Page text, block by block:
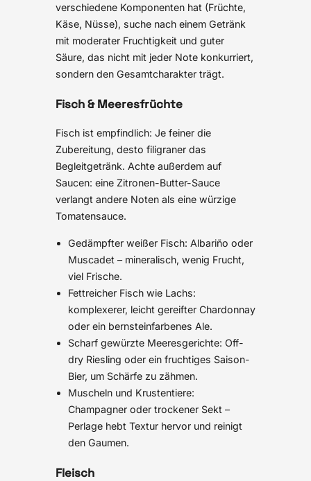
verschiedene Komponenten hat (Früchte,
Käse, Nüsse), suche nach einem Getränk
mit moderater Fruchtigkeit und guter
Säure, das nicht mit jeder Note konkurriert,
sondern den Gesamtcharakter trägt.
Fisch & Meeresfrüchte
Fisch ist empfindlich: Je feiner die
Zubereitung, desto filigraner das
Begleitgetränk. Achte außerdem auf
Saucen: eine Zitronen-Butter-Sauce
verlangt andere Noten als eine würzige
Tomatensauce.
Gedämpfter weißer Fisch: Albariño oder
Muscadet – mineralisch, wenig Frucht,
viel Frische.
Fettreicher Fisch wie Lachs:
komplexerer, leicht gereifter Chardonnay
oder ein bernsteinfarbenes Ale.
Scharf gewürzte Meeresgerichte: Off-
dry Riesling oder ein fruchtiges Saison-
Bier, um Schärfe zu zähmen.
Muscheln und Krustentiere:
Champagner oder trockener Sekt –
Perlage hebt Textur hervor und reinigt
den Gaumen.
Fleisch